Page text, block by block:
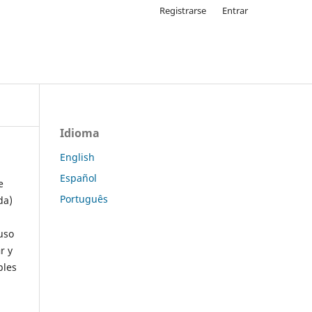
Registrarse Entrar
y
Idioma
English
Español
Português